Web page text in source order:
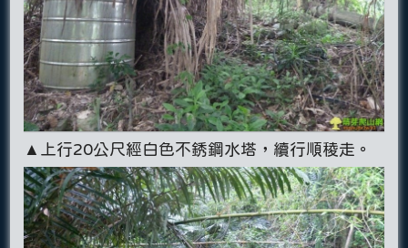
▲上行20公尺經白色不銹鋼水塔，續行順稜走。